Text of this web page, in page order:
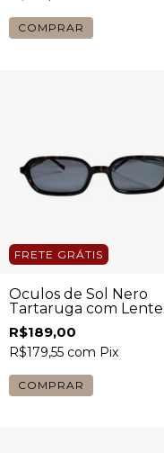
COMPRAR
FRETE GRÁTIS
Óculos de Sol Nero
Tartaruga com Lente
Fumê Feminino
R$189,00
R$179,55 com Pix
COMPRAR